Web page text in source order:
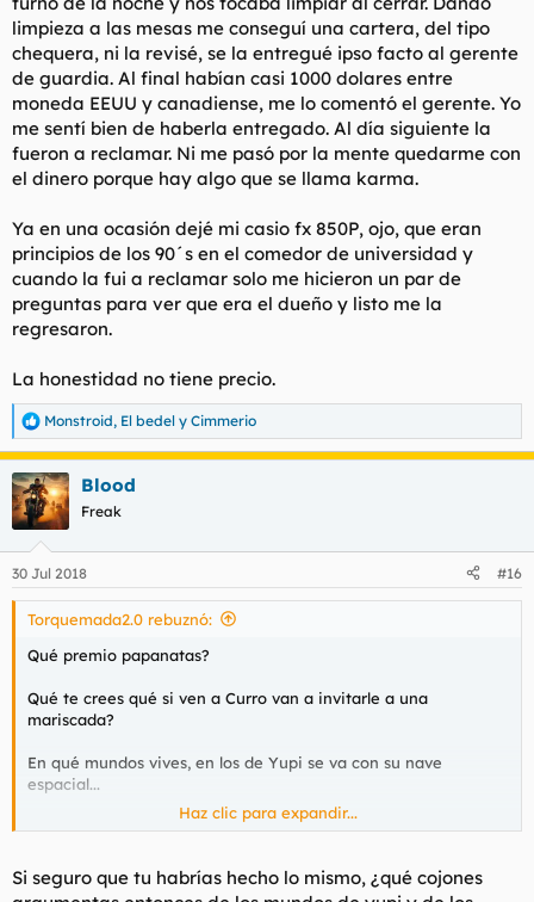
limpieza a las mesas me conseguí una cartera, del tipo
chequera, ni la revisé, se la entregué ipso facto al gerente
de guardia. Al final habían casi 1000 dolares entre
moneda EEUU y canadiense, me lo comentó el gerente. Yo
me sentí bien de haberla entregado. Al día siguiente la
fueron a reclamar. Ni me pasó por la mente quedarme con
el dinero porque hay algo que se llama karma.
Ya en una ocasión dejé mi casio fx 850P, ojo, que eran
principios de los 90´s en el comedor de universidad y
cuando la fui a reclamar solo me hicieron un par de
preguntas para ver que era el dueño y listo me la
regresaron.
La honestidad no tiene precio.
R
e
a
c
c
i
e
s
Monstroid, El bedel y Cimmerio
Blood
Freak
30 Jul 2018 #16
Torquemada2.0 rebuznó:
Qué premio papanatas?
Qué te crees qué si ven a Curro van a invitarle a una
mariscada?
En qué mundos vives, en los de Yupi se va con su nave
espacial...
Ellas habrán pasado página y no estarán por rememorar un
como de las decenas de espaguetis que pasaron por caja.
Haz clic para expandir...
Si seguro que tu habrías hecho lo mismo, ¿qué cojones